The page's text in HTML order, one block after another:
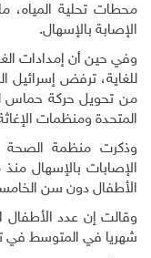
محطات تحلية المياه،
الإصابة بالإسهال.
وفي حين أن إمدادات
للغاية، ترفض إسرائيل
من تحويل حركة حماس
المتحدة ومنظمات
وذكرت منظمة الصحة
الإصابات بالإسهال
الأطفال دون سن
وقالت إن عدد الأطفال
شهريا في المتوسط في تلك